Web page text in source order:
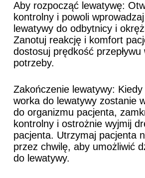
Aby rozpocząć lewatywę:
kontrolny i powoli wprowadzaj
lewatywy do odbytnicy i
Zanotuj reakcję i komfort
dostosuj prędkość przepływu
potrzeby.
Zakończenie lewatywy: Kiedy
worka do lewatywy zostanie
do organizmu pacjenta,
kontrolny i ostrożnie wyjmij
pacjenta. Utrzymaj pacjenta
przez chwilę, aby umożliwić
do lewatywy.